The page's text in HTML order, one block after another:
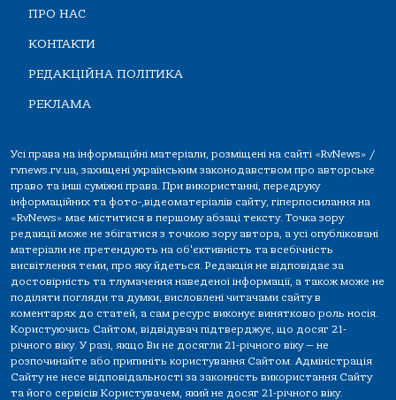
ПРО НАС
КОНТАКТИ
РЕДАКЦІЙНА ПОЛІТИКА
РЕКЛАМА
Усі права на інформаційні матеріали, розміщені на сайті «RvNews» /
rvnews.rv.ua, захищені українським законодавством про авторське
право та інші суміжні права. При використанні, передруку
інформаційних та фото-,відеоматеріалів сайту, гіперпосилання на
«RvNews» має міститися в першому абзаці тексту. Точка зору
редакції може не збігатися з точкою зору автора, а усі опубліковані
матеріали не претендують на об'єктивність та всебічність
висвітлення теми, про яку йдеться. Редакція не відповідає за
достовірність та тлумачення наведеної інформації, а також може не
поділяти погляди та думки, висловлені читачами сайту в
коментарях до статей, а сам ресурс виконує винятково роль носія.
Користуючись Сайтом, відвідувач підтверджує, що досяг 21-
річного віку. У разі, якщо Ви не досягли 21-річного віку — не
розпочинайте або припиніть користування Сайтом. Адміністрація
Сайту не несе відповідальності за законність використання Сайту
та його сервісів Користувачем, який не досяг 21-річного віку.